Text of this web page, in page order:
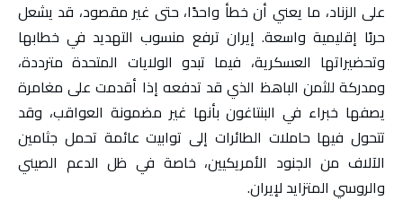
على الزناد، ما يعني أن خطأ واحدًا، حتى غير مقصود، قد يشعل
حربًا إقليمية واسعة. إيران ترفع منسوب التهديد في خطابها
وتحضيراتها العسكرية، فيما تبدو الولايات المتحدة مترددة،
ومدركة للثمن الباهظ الذي قد تدفعه إذا أقدمت على مغامرة
يصفها خبراء في البنتاغون بأنها غير مضمونة العواقب، وقد
تتحول فيها حاملات الطائرات إلى توابيت عائمة تحمل جثامين
الآلاف من الجنود الأمريكيين، خاصة في ظل الدعم الصيني
والروسي المتزايد لإيران.